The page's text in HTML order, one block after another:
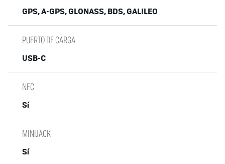
GPS, A-GPS, GLONASS, BDS, GALILEO
PUERTO DE CARGA
USB-C
NFC
Sí
MINIJACK
Sí